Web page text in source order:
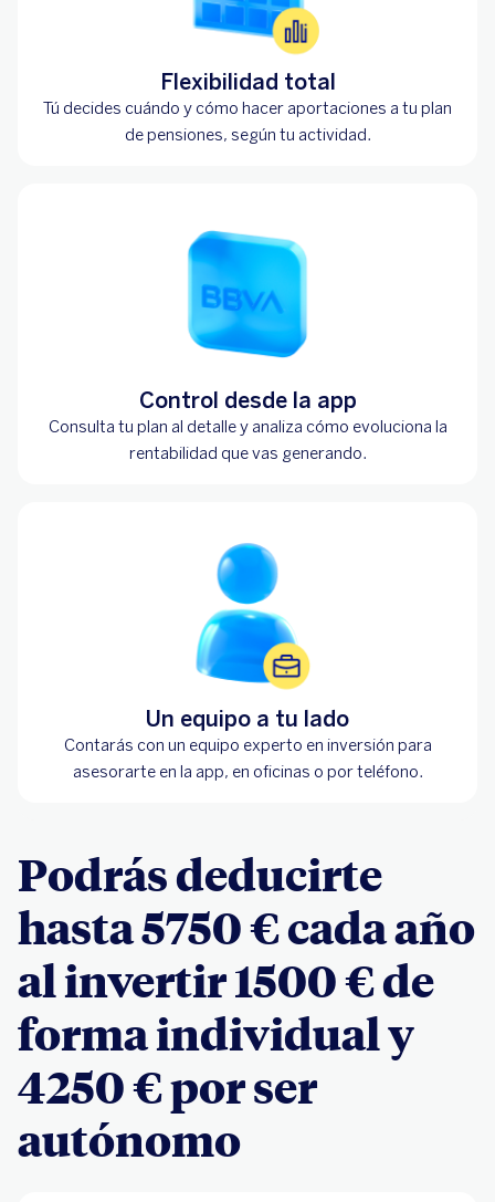
Flexibilidad total
Tú decides cuándo y cómo hacer aportaciones a tu plan
de pensiones, según tu actividad.
Control desde la app
Consulta tu plan al detalle y analiza cómo evoluciona la
rentabilidad que vas generando.
Un equipo a tu lado
Contarás con un equipo experto en inversión para
asesorarte en la app, en oficinas o por teléfono.
Podrás deducirte
hasta 5750 € cada año
al invertir 1500 € de
forma individual y
4250 € por ser
autónomo